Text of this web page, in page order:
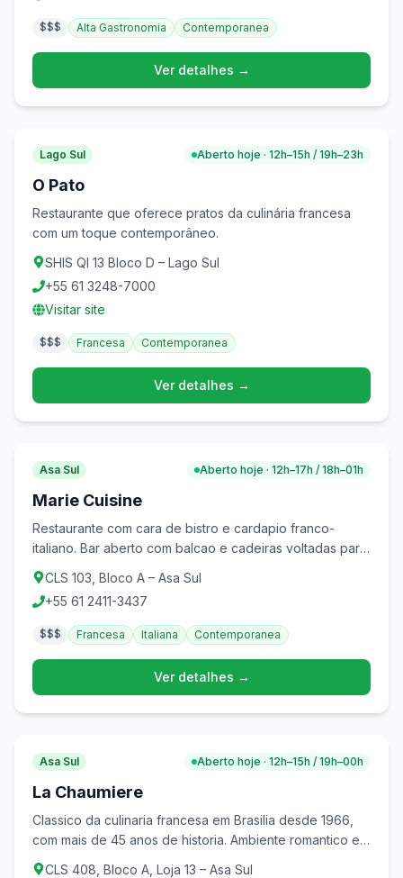
$$$ Alta Gastronomia Contemporanea
Ver detalhes →
Lago Sul Aberto hoje · 12h–15h / 19h–23h
O Pato
Restaurante que oferece pratos da culinária francesa
com um toque contemporâneo.
SHIS QI 13 Bloco D – Lago Sul
+55 61 3248-7000
Visitar site
$$$ Francesa Contemporanea
Ver detalhes →
Asa Sul Aberto hoje · 12h–17h / 18h–01h
Marie Cuisine
Restaurante com cara de bistro e cardapio franco-
italiano. Bar aberto com balcao e cadeiras voltadas para
a rua. Um dos mais charmosos da Asa Sul.
CLS 103, Bloco A – Asa Sul
+55 61 2411-3437
$$$ Francesa Italiana Contemporanea
Ver detalhes →
Asa Sul Aberto hoje · 12h–15h / 19h–00h
La Chaumiere
Classico da culinaria francesa em Brasilia desde 1966,
com mais de 45 anos de historia. Ambiente romantico e
cardapio tradicional frances.
CLS 408, Bloco A, Loja 13 – Asa Sul